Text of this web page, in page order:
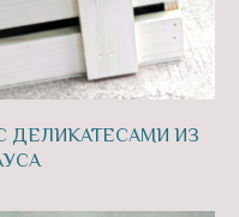
ДЕЛИКАТЕСАМИ ИЗ